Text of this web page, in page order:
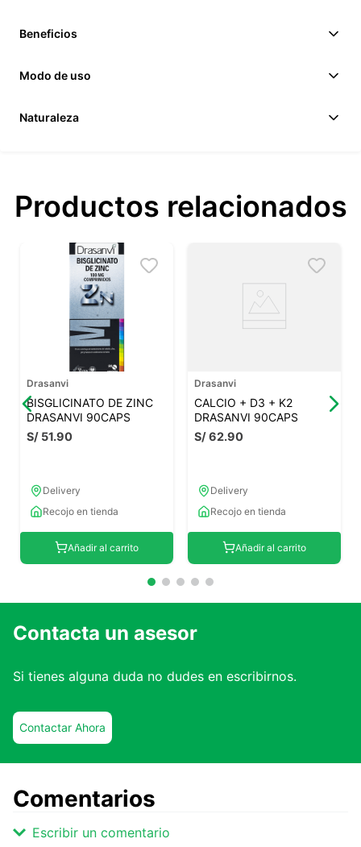
Beneficios
Modo de uso
Naturaleza
Productos relacionados
Drasanvi
BISGLICINATO DE ZINC
DRASANVI 90CAPS
S/ 51.90
Delivery
Recojo en tienda
Añadir al carrito
Drasanvi
CALCIO + D3 + K2
DRASANVI 90CAPS
S/62.90
Delivery
Recojo en tienda
Añadir al carrito
Contacta un asesor
Si tienes alguna duda no dudes en escribirnos.
Contactar Ahora
Comentarios
Escribir un comentario